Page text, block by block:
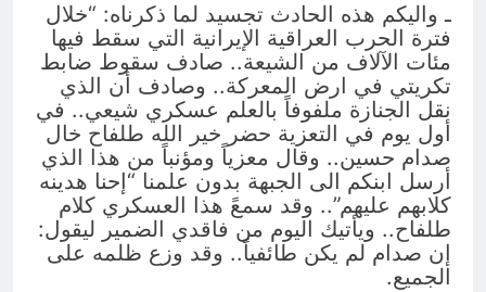
ـ واليكم هذه الحادث تجسيد لما ذكرناه: “خلال
فترة الحرب العراقية الإيرانية التي سقط فيها
مئات الآلاف من الشيعة.. صادف سقوط ضابط
تكريتي في ارض المعركة.. وصادف أن الذي
نقل الجنازة ملفوفاً بالعلم عسكري شيعي.. في
أول يوم في التعزية حضر خير الله طلفاح خال
صدام حسين.. وقال معزياً ومؤنباً من هذا الذي
أرسل ابنكم الى الجبهة بدون علمنا “إحنا هدينه
كلابهم عليهم”.. وقد سمعً هذا العسكري كلام
طلفاح.. ويأتيك اليوم من فاقدي الضمير ليقول:
إن صدام لم يكن طائفياً.. وقد وزع ظلمه على
الجميع.